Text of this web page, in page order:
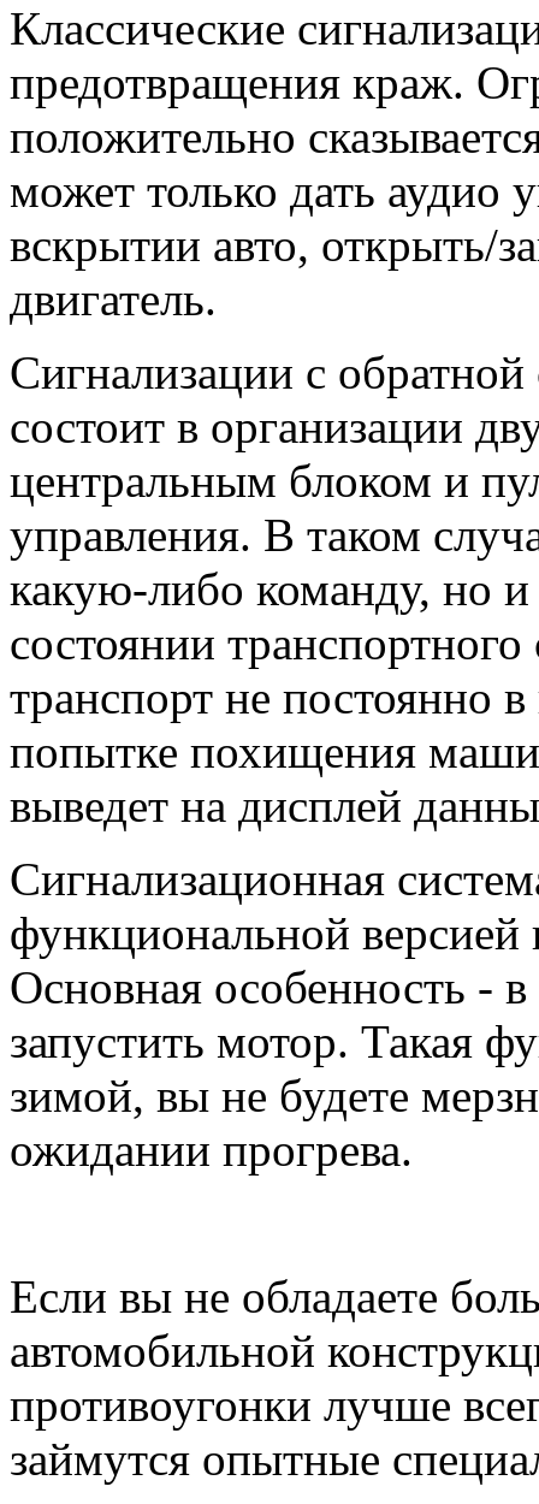
Классические
предотвращения краж.
положительно
может только дать аудио
вскрытии авто, открыть/
двигатель.
Сигнализации с
состоит в организации
центральным блоком и
управления. В таком
какую-либо команду, но
состоянии
транспорт не постоянно
попытке похищения
выведет на дисплей
Сигнализационная
функциональной
Основная особенность -
запустить мотор. Такая
зимой, вы не будете
ожидании прогрева.
Если вы не обладаете
автомобильной
противоугонки лучше
займутся опытные